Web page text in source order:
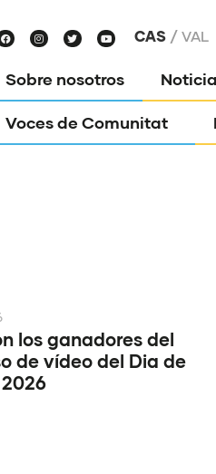
CAS VAL
Sobre nosotros
Voces de Comunitat
los ganadores del
de vídeo del Dia de
2026